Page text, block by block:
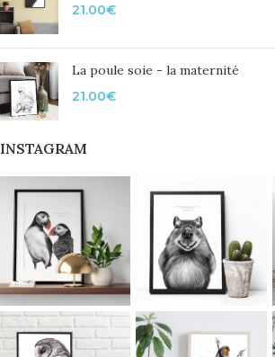
21.00€
La poule soie - la maternité
21.00€
INSTAGRAM